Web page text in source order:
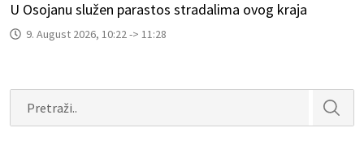
U Osojanu služen parastos stradalima ovog kraja
9. August 2026, 10:22 -> 11:28